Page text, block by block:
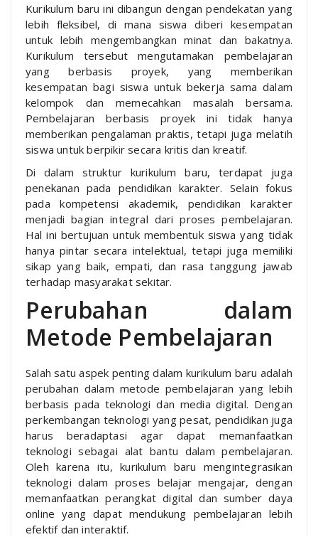
Kurikulum baru ini dibangun dengan pendekatan yang
lebih fleksibel, di mana siswa diberi kesempatan
untuk lebih mengembangkan minat dan bakatnya.
Kurikulum tersebut mengutamakan pembelajaran
yang berbasis proyek, yang memberikan
kesempatan bagi siswa untuk bekerja sama dalam
kelompok dan memecahkan masalah bersama.
Pembelajaran berbasis proyek ini tidak hanya
memberikan pengalaman praktis, tetapi juga melatih
siswa untuk berpikir secara kritis dan kreatif.
Di dalam struktur kurikulum baru, terdapat juga
penekanan pada pendidikan karakter. Selain fokus
pada kompetensi akademik, pendidikan karakter
menjadi bagian integral dari proses pembelajaran.
Hal ini bertujuan untuk membentuk siswa yang tidak
hanya pintar secara intelektual, tetapi juga memiliki
sikap yang baik, empati, dan rasa tanggung jawab
terhadap masyarakat sekitar.
Perubahan dalam
Metode Pembelajaran
Salah satu aspek penting dalam kurikulum baru adalah
perubahan dalam metode pembelajaran yang lebih
berbasis pada teknologi dan media digital. Dengan
perkembangan teknologi yang pesat, pendidikan juga
harus beradaptasi agar dapat memanfaatkan
teknologi sebagai alat bantu dalam pembelajaran.
Oleh karena itu, kurikulum baru mengintegrasikan
teknologi dalam proses belajar mengajar, dengan
memanfaatkan perangkat digital dan sumber daya
online yang dapat mendukung pembelajaran lebih
efektif dan interaktif.